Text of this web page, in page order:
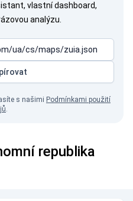
vlastní dashboard,
analýzu.
s našimi Podmínkami použití
.
republika